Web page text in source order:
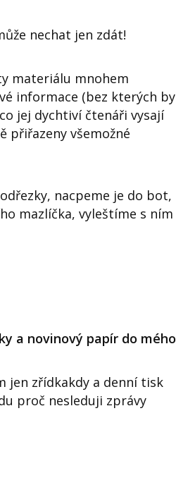
nechat jen zdát!
materiálu mnohem
informace (bez kterých by
jej dychtiví čtenáři vysají
přiřazeny všemožné
nacpeme je do bot,
mazlíčka, vyleštíme s ním
a novinový papír do mého
jen zřídkakdy a denní tisk
proč nesleduji zprávy